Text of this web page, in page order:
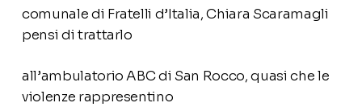
comunale di Fratelli d’Italia, Chiara Scaramagli
pensi di trattarlo
all’ambulatorio ABC di San Rocco, quasi che le
violenze rappresentino